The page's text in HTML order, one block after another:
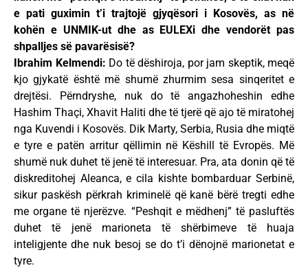
e pati guximin t’i trajtojë gjyqësori i Kosovës, as në
kohën e UNMIK-ut dhe as EULEXi dhe vendorët pas
shpalljes së pavarësisë?
Ibrahim Kelmendi: Do të dëshiroja, por jam skeptik, meqë
kjo gjykatë është më shumë zhurmim sesa sinqeritet e
drejtësi. Përndryshe, nuk do të angazhoheshin edhe
Hashim Thaçi, Xhavit Haliti dhe të tjerë që ajo të miratohej
nga Kuvendi i Kosovës. Dik Marty, Serbia, Rusia dhe miqtë
e tyre e patën arritur qëllimin në Këshill të Evropës. Më
shumë nuk duhet të jenë të interesuar. Pra, ata donin që të
diskreditohej Aleanca, e cila kishte bombarduar Serbinë,
sikur paskësh përkrah kriminelë që kanë bërë tregti edhe
me organe të njerëzve. “Peshqit e mëdhenj” të pasluftës
duhet të jenë marioneta të shërbimeve të huaja
inteligjente dhe nuk besoj se do t’i dënojnë marionetat e
tyre.